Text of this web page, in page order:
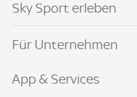
Sky Sport erleben
Für Unternehmen
App & Services